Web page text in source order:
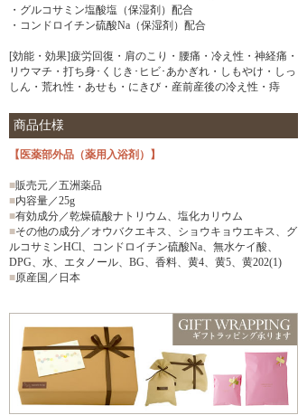
・グルコサミン塩酸塩（保湿剤）配合
・コンドロイチン硫酸Na（保湿剤）配合
[効能・効果]疲労回復・肩のこり・腰痛・冷え性・神経痛・
リウマチ・打ち身･くじき･ヒビ･あかぎれ・しもやけ・しっ
しん・荒れ性・あせも・にきび・産前産後の冷え性・痔
商品仕様
【医薬部外品（薬用入浴剤）】
■販売元／五洲薬品
■内容量／25g
■有効成分／乾燥硫酸ナトリウム、塩化カリウム
■その他の成分／オウバクエキス、ショウキョウエキス、グ
ルコサミンHCl、コンドロイチン硫酸Na、無水ケイ酸、
DPG、水、エタノール、BG、香料、黄4、黄5、黄202(1)
■原産国／日本